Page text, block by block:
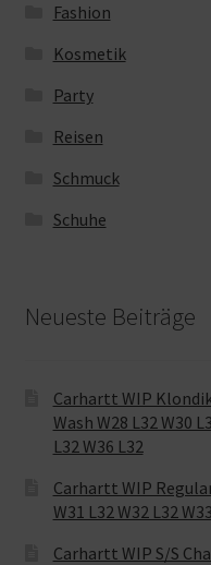
Fashion
Kosmetik
Party
Reisen
Schmuck
Schuhe
Neueste Beiträge
Carhartt WIP
Wash W28 L32 W30
L32 W36 L32
Carhartt WIP
W31 L32 W32 L32
Carhartt WIP S/S